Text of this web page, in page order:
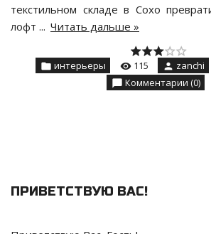
текстильном складе в Сохо
лофт ... Читать дальше »
интерьеры 115 zanchi
Комментарии (0)
ПРИВЕТСТВУЮ ВАС!